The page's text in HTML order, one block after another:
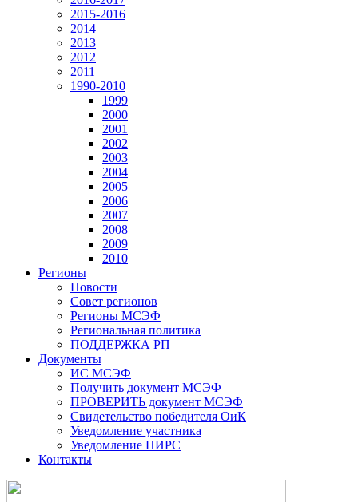
2015-2016
2014
2013
2012
2011
1990-2010
1999
2000
2001
2002
2003
2004
2005
2006
2007
2008
2009
2010
Регионы
Новости
Совет регионов
Регионы МСЭФ
Региональная политика
ПОДДЕРЖКА РП
Документы
ИС МСЭФ
Получить документ МСЭФ
ПРОВЕРИТЬ документ МСЭФ
Свидетельство победителя ОиК
Уведомление участника
Уведомление НИРС
Контакты